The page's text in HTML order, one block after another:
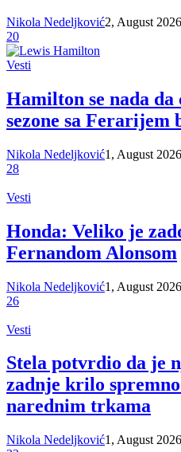
Nikola Nedeljković2, August 2026
20
Vesti
Hamilton se nada da
sezone sa
Nikola Nedeljković1, August 2026
28
Vesti
Honda: Veliko je
Fernandom Alonsom
Nikola Nedeljković1, August 2026
26
Vesti
Stela potvrdio da je
zadnje krilo
narednim trkama
Nikola Nedeljković1, August 2026